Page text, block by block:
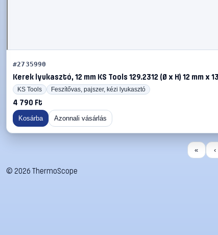
#2735990
Kerek lyukasztó, 12 mm KS Tools 129.2312 (Ø x H) 12 mm x
KS Tools Feszítővas, pajszer, kézi lyukasztó
4 790 Ft
Kosárba Azonnali vásárlás
« ‹
© 2026 ThermoScope